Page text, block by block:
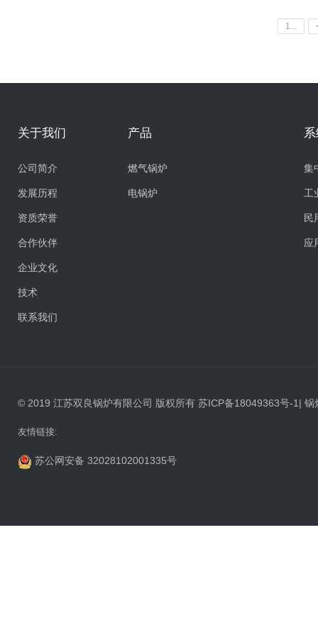
1...
关于我们
公司简介
发展历程
资质荣誉
合作伙伴
企业文化
技术
联系我们
产品
燃气锅炉
电锅炉
集
工
民
应
© 2019 江苏双良锅炉有限公司 版权所有 苏ICP备18049363号-1| 锅
友情链接:
苏公网安备 32028102001335号